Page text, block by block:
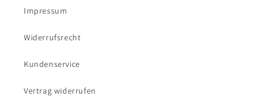
Impressum
Widerrufsrecht
Kundenservice
Vertrag widerrufen